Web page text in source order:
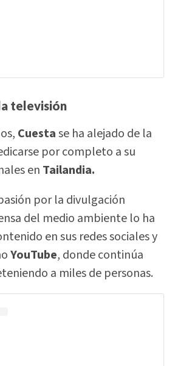
televisión
Cuestase ha alejado de la
por completo a su
en Tailandia.
por la divulgación
del medio ambiente lo ha
en sus redes sociales y
YouTube, donde continúa
a miles de personas.